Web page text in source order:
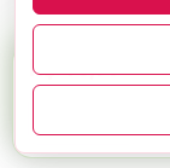
R$ 16,99